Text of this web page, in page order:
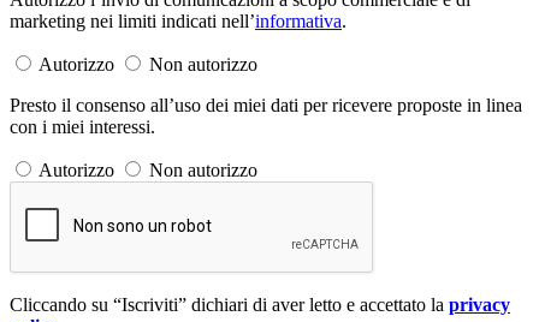
marketing nei limiti indicati nell’informativa.
Autorizzo
Non autorizzo
Presto il consenso all’uso dei miei dati per ricevere proposte in linea
con i miei interessi.
Autorizzo Non autorizzo
Cliccando su “Iscriviti” dichiari di aver letto e accettato la privacy